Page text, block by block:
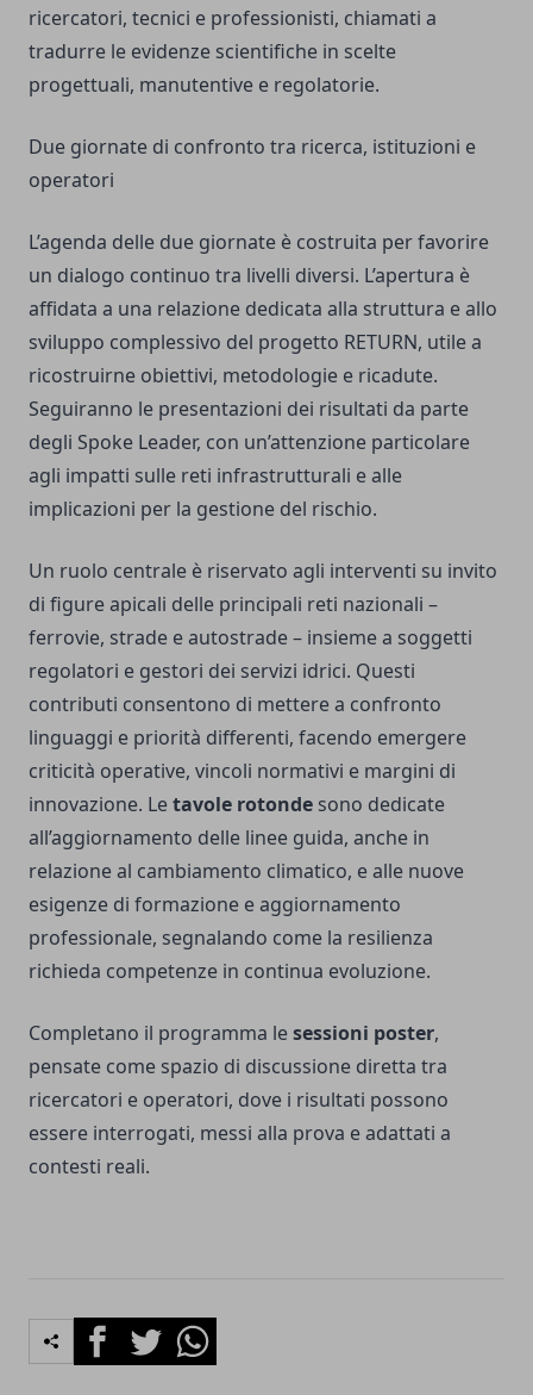
ricercatori, tecnici e professionisti, chiamati a
tradurre le evidenze scientifiche in scelte
progettuali, manutentive e regolatorie.
Due giornate di confronto tra ricerca, istituzioni e
operatori
L’agenda delle due giornate è costruita per favorire
un dialogo continuo tra livelli diversi. L’apertura è
affidata a una relazione dedicata alla struttura e allo
sviluppo complessivo del progetto RETURN, utile a
ricostruirne obiettivi, metodologie e ricadute.
Seguiranno le presentazioni dei risultati da parte
degli Spoke Leader, con un’attenzione particolare
agli impatti sulle reti infrastrutturali e alle
implicazioni per la gestione del rischio.
Un ruolo centrale è riservato agli interventi su invito
di figure apicali delle principali reti nazionali –
ferrovie, strade e autostrade – insieme a soggetti
regolatori e gestori dei servizi idrici. Questi
contributi consentono di mettere a confronto
linguaggi e priorità differenti, facendo emergere
criticità operative, vincoli normativi e margini di
innovazione. Letavole rotonde sono dedicate
all’aggiornamento delle linee guida, anche in
relazione al cambiamento climatico, e alle nuove
esigenze di formazione e aggiornamento
professionale, segnalando come la resilienza
richieda competenze in continua evoluzione.
Completano il programma lesessioni poster,
pensate come spazio di discussione diretta tra
ricercatori e operatori, dove i risultati possono
essere interrogati, messi alla prova e adattati a
contesti reali.
FacebookTwitterWhatsapp